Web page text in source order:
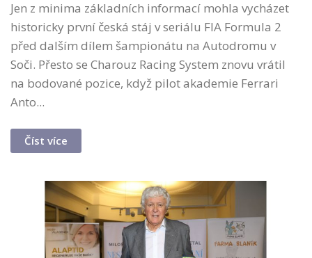
Jen z minima základních informací mohla vycházet
historicky první česká stáj v seriálu FIA Formula 2
před dalším dílem šampionátu na Autodromu v
Soči. Přesto se Charouz Racing System znovu vrátil
na bodované pozice, když pilot akademie Ferrari
Anto...
Číst více